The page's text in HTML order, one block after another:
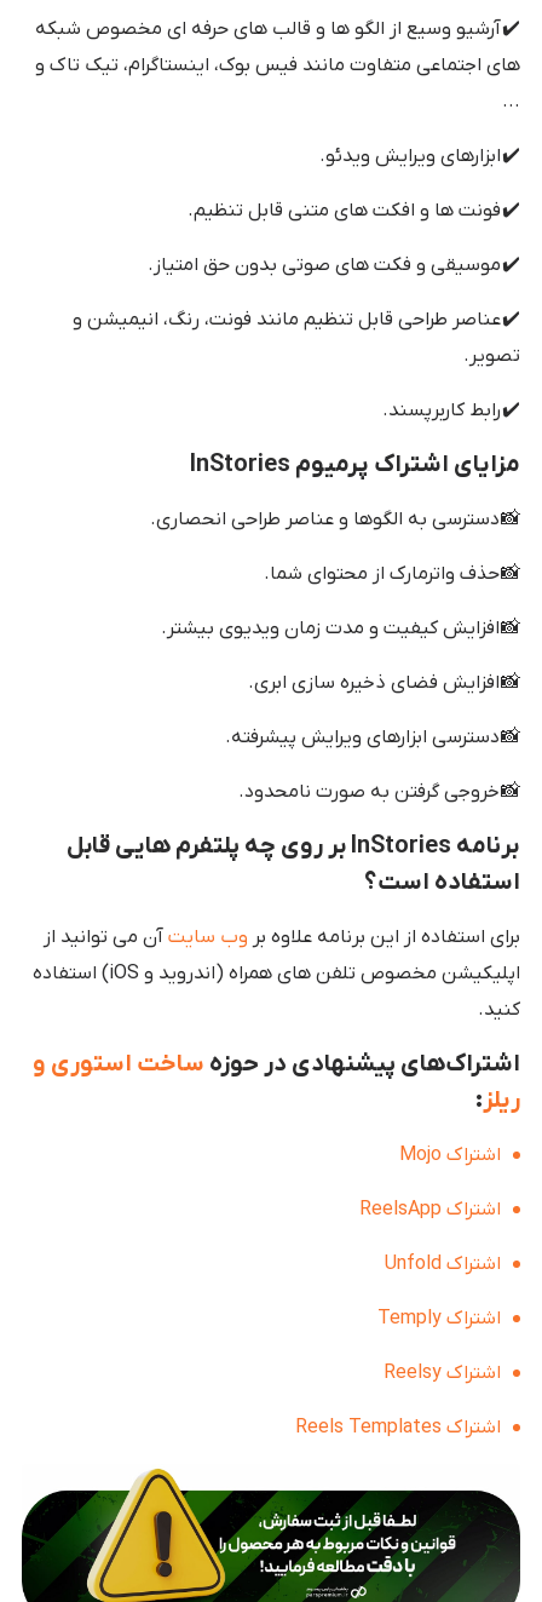
✔️ آرشیو وسیع از الگو ها و قالب های حرفه ای مخصوص شبکه
های اجتماعی متفاوت مانند فیس بوک، اینستاگرام، تیک تاک و
...
✔️ ابزارهای ویرایش ویدئو.
✔️ فونت ها و افکت های متنی قابل تنظیم.
✔️ موسیقی و فکت های صوتی بدون حق امتیاز.
✔️ عناصر طراحی قابل تنظیم مانند فونت، رنگ، انیمیشن و
تصویر.
✔️ رابط کاربرپسند.
مزایای اشتراک پرمیوم InStories
📸 دسترسی به الگوها و عناصر طراحی انحصاری.
📸 حذف واترمارک از محتوای شما.
📸 افزایش کیفیت و مدت زمان ویدیوی بیشتر.
📸 افزایش فضای ذخیره سازی ابری.
📸 دسترسی ابزارهای ویرایش پیشرفته.
📸 خروجی گرفتن به صورت نامحدود.
برنامه InStories بر روی چه پلتفرم هایی قابل
استفاده است؟
برای استفاده از این برنامه علاوه بر وب سایتآن می توانید از
اپلیکیشن مخصوص تلفن های همراه (اندروید و iOS) استفاده
کنید.
اشتراک‌های پیشنهادی در حوزه ساخت استوری و
ریلز:
اشتراک Mojo
اشتراک ReelsApp
اشتراک Unfold
اشتراک Temply
اشتراک Reelsy
اشتراک Reels Templates